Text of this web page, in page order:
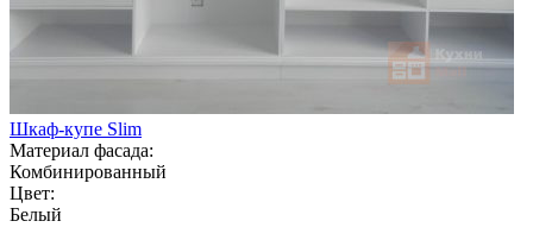
Шкаф-купе Slim
Материал фасада:
Комбинированный
Цвет:
Белый